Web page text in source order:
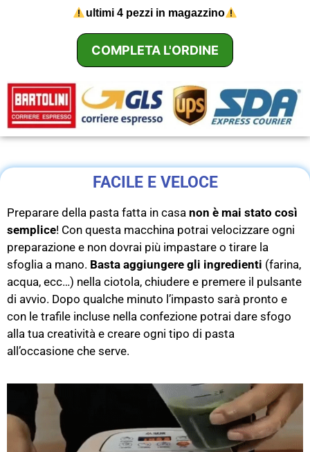
ultimi 4 pezzi in magazzino
COMPLETA L'ORDINE
FACILE E VELOCE
Preparare della pasta fatta in casa non è mai stato così
semplice! Con questa macchina potrai velocizzare ogni
preparazione e non dovrai più impastare o tirare la
sfoglia a mano. Basta aggiungere gli ingredienti (farina,
acqua, ecc…) nella ciotola, chiudere e premere il pulsante
di avvio. Dopo qualche minuto l’impasto sarà pronto e
con le trafile incluse nella confezione potrai dare sfogo
alla tua creatività e creare ogni tipo di pasta
all’occasione che serve.